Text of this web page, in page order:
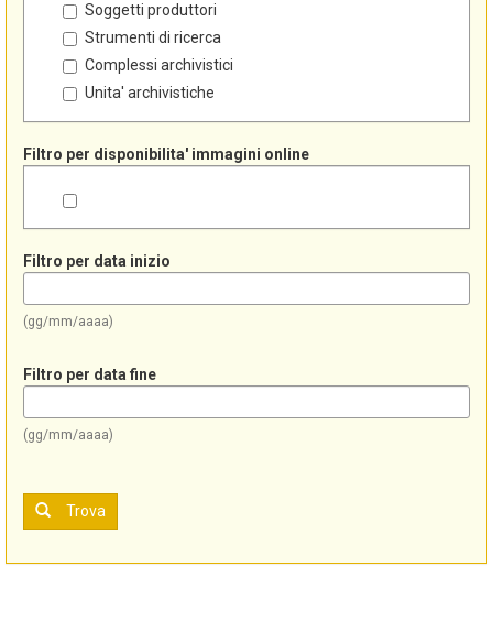
Soggetti produttori
Strumenti di ricerca
Complessi archivistici
Unita' archivistiche
Filtro per disponibilita' immagini online
Filtro per data inizio
(gg/mm/aaaa)
Filtro per data fine
(gg/mm/aaaa)
Trova